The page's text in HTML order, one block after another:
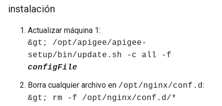
instalación
Actualizar máquina 1:
&gt; /opt/apigee/apigee-
setup/bin/update.sh -c all -f
configFile
Borra cualquier archivo en /opt/nginx/conf.d:
&gt; rm -f /opt/nginx/conf.d/*